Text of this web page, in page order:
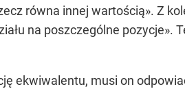
równa innej wartością». Z
na poszczególne pozycje».
ekwiwalentu, musi on